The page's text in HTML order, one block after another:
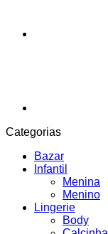
Categorias
Bazar
Infantil
Menina
Menino
Lingerie
Body